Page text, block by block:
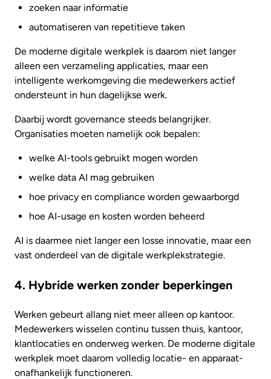
zoeken naar informatie
automatiseren van repetitieve taken
De moderne digitale werkplek is daarom niet langer
alleen een verzameling applicaties, maar een
intelligente werkomgeving die medewerkers actief
ondersteunt in hun dagelijkse werk.
Daarbij wordt governance steeds belangrijker.
Organisaties moeten namelijk ook bepalen:
welke AI-tools gebruikt mogen worden
welke data AI mag gebruiken
hoe privacy en compliance worden gewaarborgd
hoe AI-usage en kosten worden beheerd
AI is daarmee niet langer een losse innovatie, maar een
vast onderdeel van de digitale werkplekstrategie.
4. Hybride werken zonder beperkingen
Werken gebeurt allang niet meer alleen op kantoor.
Medewerkers wisselen continu tussen thuis, kantoor,
klantlocaties en onderweg werken. De moderne digitale
werkplek moet daarom volledig locatie- en apparaat-
onafhankelijk functioneren.